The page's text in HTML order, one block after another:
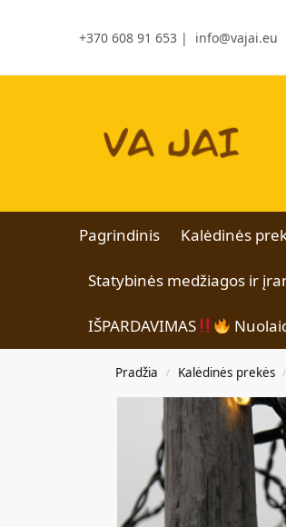
+370 608 91 653 | info@vajai.eu
Pagrindinis Kalėdinės
Statybinės medžiagos ir
IŠPARDAVIMAS
Pradžia / Kalėdinės prekės /